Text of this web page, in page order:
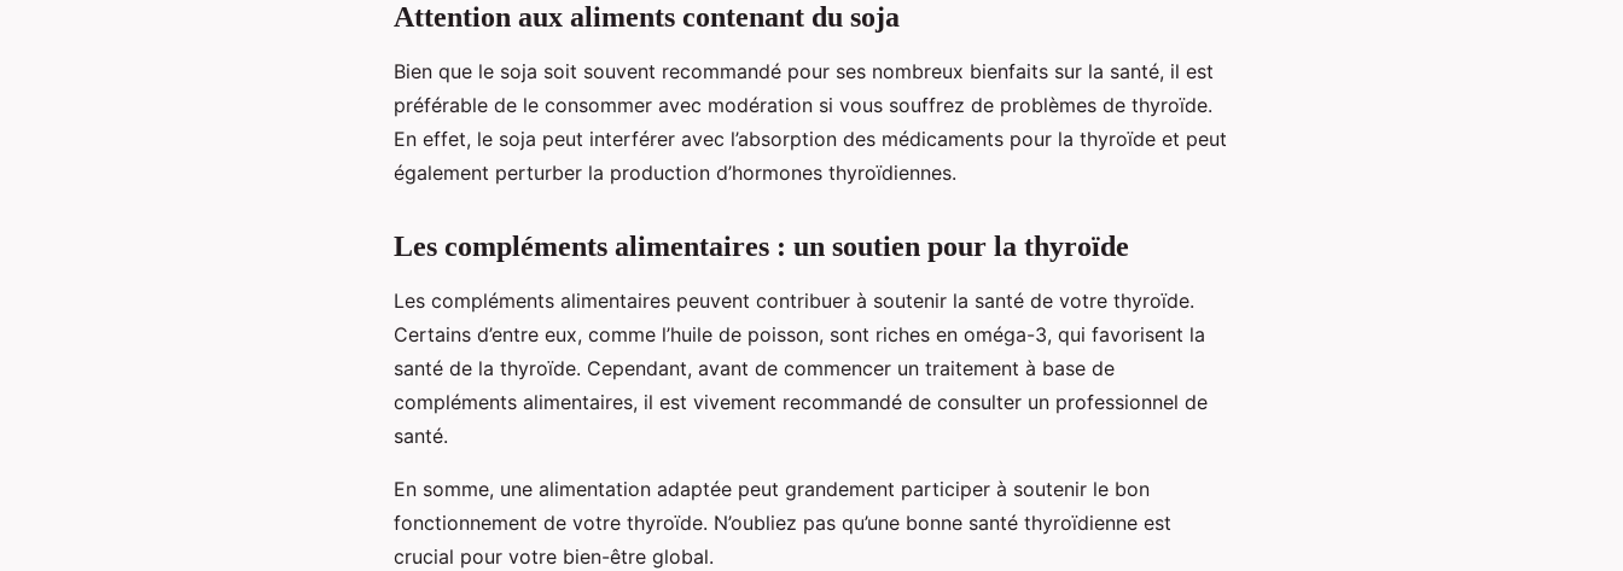
Attention aux aliments contenant du soja
Bien que le soja soit souvent recommandé pour ses nombreux bienfaits sur la santé, il est
préférable de le consommer avec modération si vous souffrez de problèmes de thyroïde.
En effet, le soja peut interférer avec l’absorption des médicaments pour la thyroïde et peut
également perturber la production d’hormones thyroïdiennes.
Les compléments alimentaires : un soutien pour la thyroïde
Les compléments alimentaires peuvent contribuer à soutenir la santé de votre thyroïde.
Certains d’entre eux, comme l’huile de poisson, sont riches en oméga-3, qui favorisent la
santé de la thyroïde. Cependant, avant de commencer un traitement à base de
compléments alimentaires, il est vivement recommandé de consulter un professionnel de
santé.
En somme, une alimentation adaptée peut grandement participer à soutenir le bon
fonctionnement de votre thyroïde. N’oubliez pas qu’une bonne santé thyroïdienne est
crucial pour votre bien-être global.